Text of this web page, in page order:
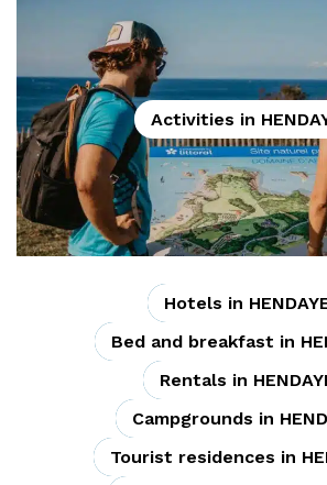
Activities in
Hotels in
Bed and breakfast in
Rentals in
Campgrounds in
Tourist residences in